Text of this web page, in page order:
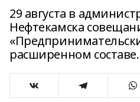
29 августа в
Нефтекамска
расширенном составе.